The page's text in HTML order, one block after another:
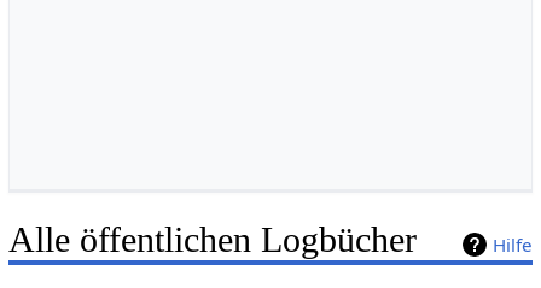
Hilfe
Alle öffentlichen Logbücher